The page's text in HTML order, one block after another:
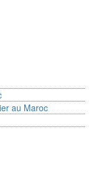
au Maroc